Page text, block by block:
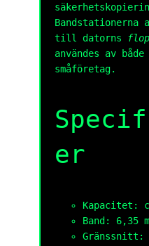
till datorns
användes av
småföretag.
er
Kapacitet:
Band: 6,35
Gränssnitt: